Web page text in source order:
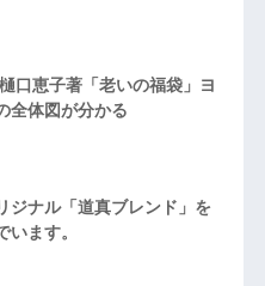
口恵子著「老いの福袋」ヨ
全体図が分かる
ジナル「道真ブレンド」を
います。